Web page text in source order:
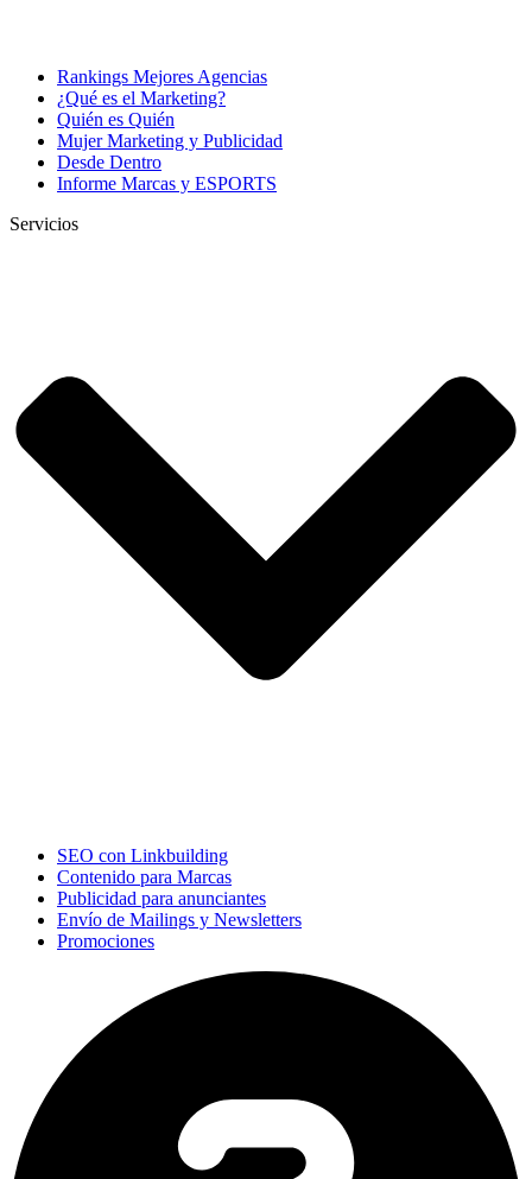
Rankings Mejores Agencias
¿Qué es el Marketing?
Quién es Quién
Mujer Marketing y Publicidad
Desde Dentro
Informe Marcas y ESPORTS
Servicios
SEO con Linkbuilding
Contenido para Marcas
Publicidad para anunciantes
Envío de Mailings y Newsletters
Promociones